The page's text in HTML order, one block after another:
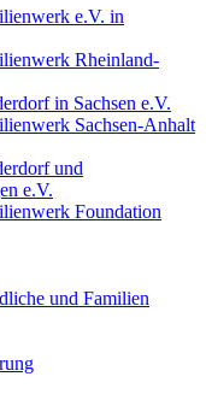
e.V. in
Rheinland-
in Sachsen e.V.
Sachsen-Anhalt
und
e.V.
Foundation
und Familien